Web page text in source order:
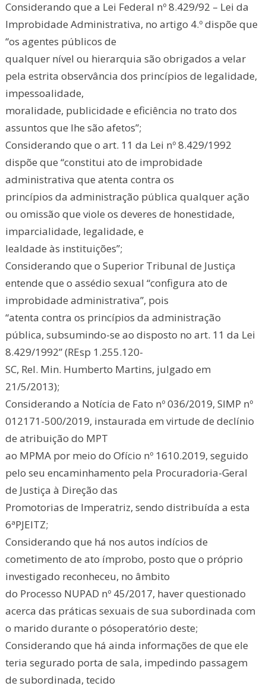
Considerando que a Lei Federal nº 8.429/92 – Lei da
Improbidade Administrativa, no artigo 4.º dispõe que
“os agentes públicos de
qualquer nível ou hierarquia são obrigados a velar
pela estrita observância dos princípios de legalidade,
impessoalidade,
moralidade, publicidade e eficiência no trato dos
assuntos que lhe são afetos”;
Considerando que o art. 11 da Lei nº 8.429/1992
dispõe que “constitui ato de improbidade
administrativa que atenta contra os
princípios da administração pública qualquer ação
ou omissão que viole os deveres de honestidade,
imparcialidade, legalidade, e
lealdade às instituições”;
Considerando que o Superior Tribunal de Justiça
entende que o assédio sexual “configura ato de
improbidade administrativa”, pois
“atenta contra os princípios da administração
pública, subsumindo-se ao disposto no art. 11 da Lei
8.429/1992” (REsp 1.255.120-
SC, Rel. Min. Humberto Martins, julgado em
21/5/2013);
Considerando a Notícia de Fato nº 036/2019, SIMP nº
012171-500/2019, instaurada em virtude de declínio
de atribuição do MPT
ao MPMA por meio do Ofício nº 1610.2019, seguido
pelo seu encaminhamento pela Procuradoria-Geral
de Justiça à Direção das
Promotorias de Imperatriz, sendo distribuída a esta
6ªPJEITZ;
Considerando que há nos autos indícios de
cometimento de ato ímprobo, posto que o próprio
investigado reconheceu, no âmbito
do Processo NUPAD nº 45/2017, haver questionado
acerca das práticas sexuais de sua subordinada com
o marido durante o pósoperatório deste;
Considerando que há ainda informações de que ele
teria segurado porta de sala, impedindo passagem
de subordinada, tecido